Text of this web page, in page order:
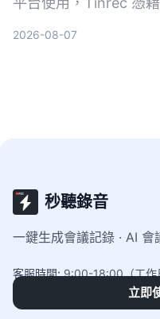
2026-08-07
秒聽錄音
一鍵生成會議記錄 · AI 會
客服時間: 9:00-18:00（工作
立即